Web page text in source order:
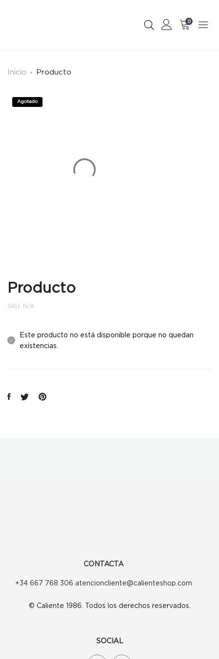
0
Inicio Producto
Agotado
Producto
SKU: N/A
Este producto no está disponible porque no quedan
existencias.
CONTACTA
+34 667 768 306 atencioncliente@calienteshop.com
© Caliente 1986. Todos los derechos reservados.
SOCIAL